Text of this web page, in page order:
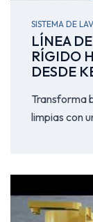
SISTEMA DE
LÍNEA
RÍGIDO
DESDE
Transforma
limpias con